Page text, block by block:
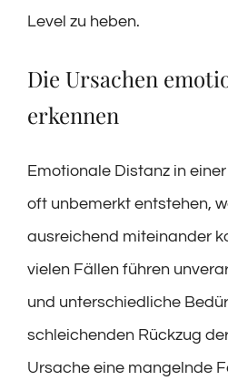
Level zu heben.
Die Ursachen
erkennen
Emotionale Distanz in
oft unbemerkt entstehen,
ausreichend miteinander
vielen Fällen führen
und unterschiedliche
schleichenden Rückzug
Ursache eine mangelnde